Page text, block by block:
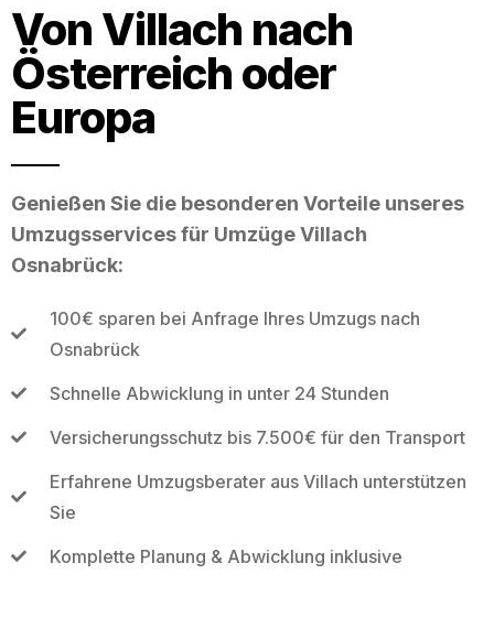
Von Villach nach
Österreich oder
Europa
Genießen Sie die besonderen Vorteile unseres
Umzugsservices für Umzüge Villach
Osnabrück:
100€ sparen bei Anfrage Ihres Umzugs nach
Osnabrück
Schnelle Abwicklung in unter 24 Stunden
Versicherungsschutz bis 7.500€ für den Transport
Erfahrene Umzugsberater aus Villach unterstützen
Sie
Komplette Planung & Abwicklung inklusive